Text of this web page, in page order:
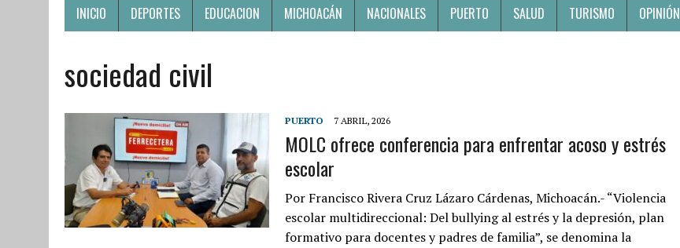
INICIO DEPORTES EDUCACION MICHOACÁN NACIONALES PUERTO SALUD TURISMO OPINIÓN
sociedad civil
PUERTO 7 ABRIL, 2026
MOLC ofrece conferencia para enfrentar acoso y estrés
escolar
Por Francisco Rivera Cruz Lázaro Cárdenas, Michoacán.- “Violencia
escolar multidireccional: Del bullying al estrés y la depresión, plan
formativo para docentes y padres de familia”, se denomina la